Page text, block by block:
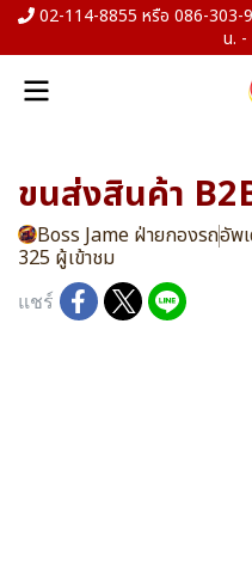
02-114-8855 หรือ 086-303-
น. -
ขนส่งสินค้า
Boss Jame ฝ่ายกองรถอัพ
325 ผู้เข้าชม
แชร์